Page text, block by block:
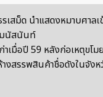
รเสม็ด นำแสดงหมาบศาล
นัสนันท์
าเมื่อปี 59 หลังก่อเหตุขโ
งสรรพสินค้าชื่อดังในจัง